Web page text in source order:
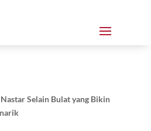
Selain Bulat yang Bikin